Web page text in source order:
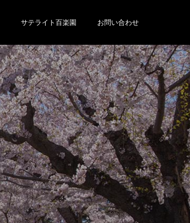
サテライト百楽園 お問い合わせ